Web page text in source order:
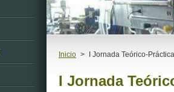
Inicio > I Jornada Teórico-
I Jornada